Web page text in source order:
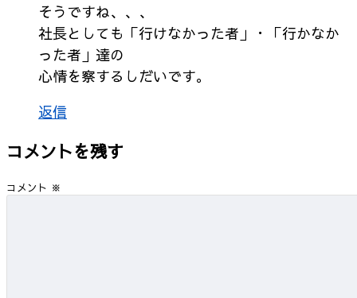
そうですね、、、
社長としても「行けなかった者」・「行かなか
った者」達の
心情を察するしだいです。
返信
コメントを残す
コメント ※